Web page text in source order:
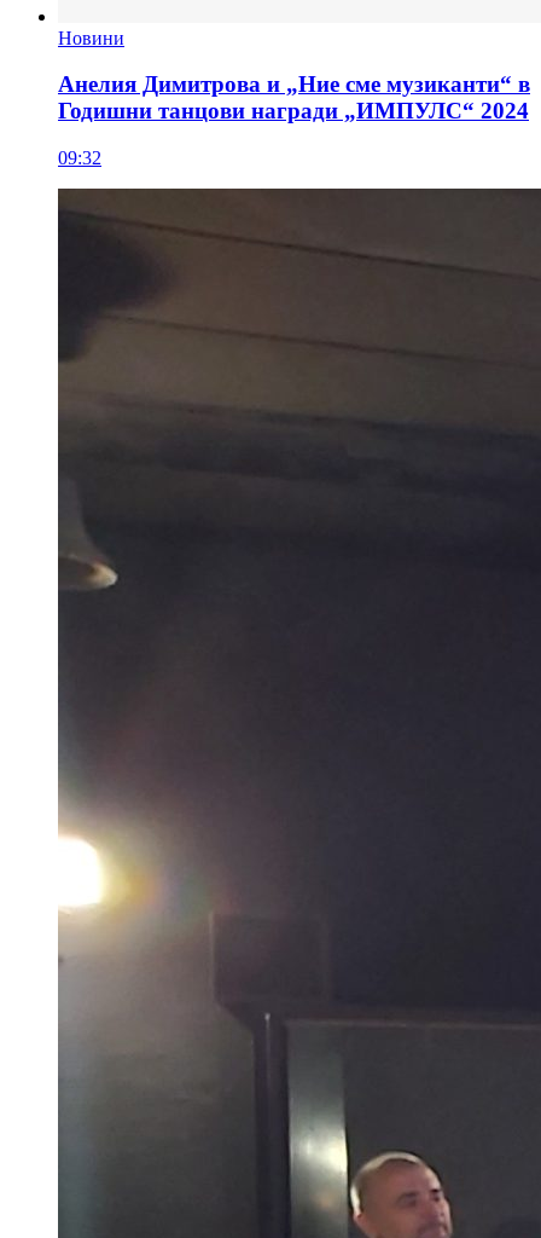
Новини
Анелия Димитрова и „Ние сме музиканти“ в
Годишни танцови награди „ИМПУЛС“ 2024
09:32